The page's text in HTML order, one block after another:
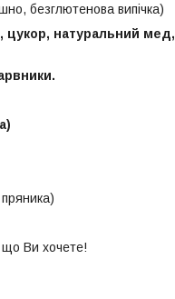
безглютенова випічка)
натуральний мед,
Ви хочете!